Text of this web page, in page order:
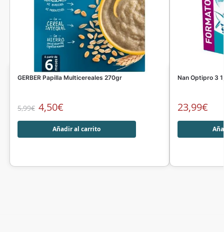
GERBER Papilla Multicereales 270gr
5,99€ 4,50€
Añadir al carrito
Nan Optipro 3
23,99€